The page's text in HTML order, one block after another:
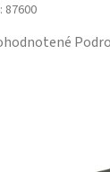
87600